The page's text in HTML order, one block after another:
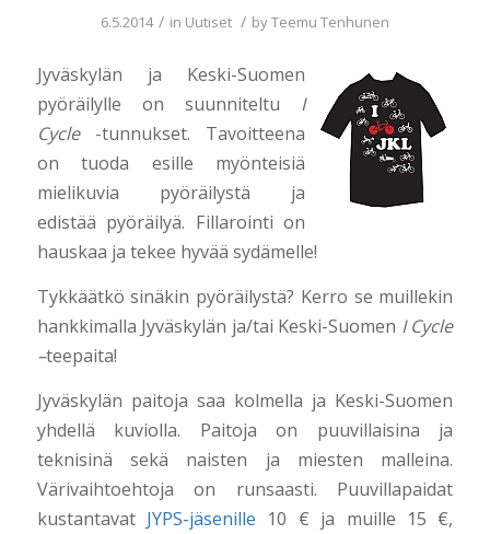
6.5.2014 / in Uutiset / byTeemu Tenhunen
Jyväskylän ja Keski-Suomen
pyöräilylle on suunniteltu I
Cycle-tunnukset. Tavoitteena
on tuoda esille myönteisiä
mielikuvia pyöräilystä ja
edistää pyöräilyä. Fillarointi on
hauskaa ja tekee hyvää sydämelle!
Tykkäätkö sinäkin pyöräilystä? Kerro se muillekin
hankkimalla Jyväskylän ja/tai Keski-Suomen I Cycle
–teepaita!
Jyväskylän paitoja saa kolmella ja Keski-Suomen
yhdellä kuviolla. Paitoja on puuvillaisina ja
teknisinä sekä naisten ja miesten malleina.
Värivaihtoehtoja on runsaasti. Puuvillapaidat
kustantavat JYPS-jäsenille 10 € ja muille 15 €,